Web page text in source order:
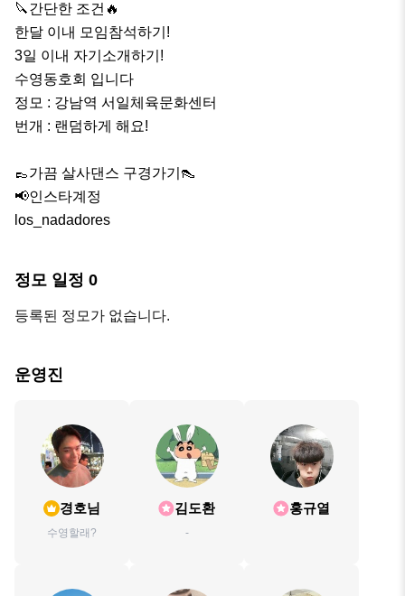
🔪간단한 조건🔥
한달 이내 모임참석하기!
3일 이내 자기소개하기!
수영동호회 입니다
정모 : 강남역 서일체육문화센터
번개 : 랜덤하게 해요!
👞가끔 살사댄스 구경가기👠
📢인스타계정
los_nadadores
정모 일정 0
등록된 정모가 없습니다.
운영진
경호님
수영할래?
김도환
-
홍규열